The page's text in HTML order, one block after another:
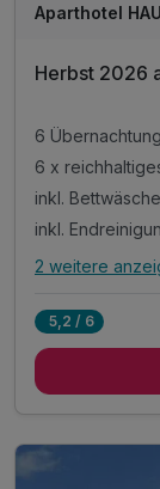
Aparthotel
Herbst 2026
6
6 x
inkl.
inkl.
Alle
6 x
inkl. Gas/
2 weitere
5,2 / 6